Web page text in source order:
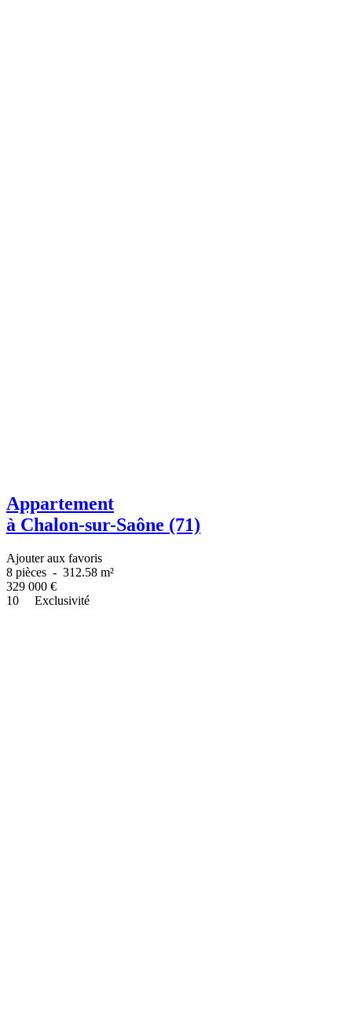
Appartement
à Chalon-sur-Saône (71)
Ajouter aux favoris
8 pièces - 312.58 m²
329 000 €
10
Exclusivité